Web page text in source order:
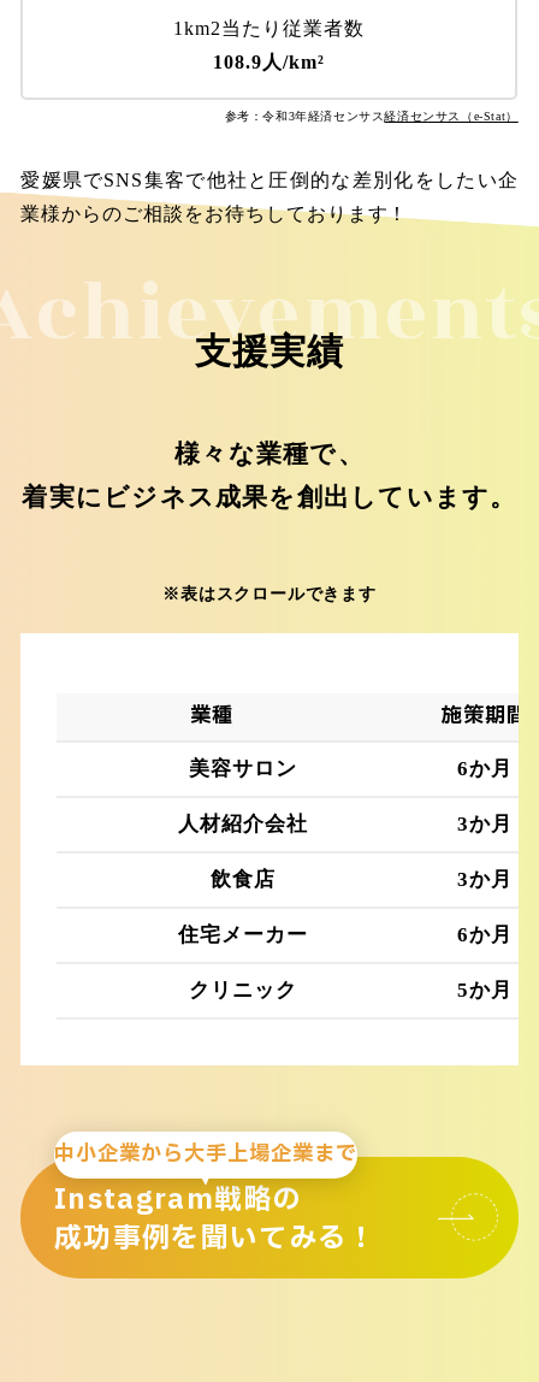
1km2当たり従業者数
108.9人/km²
参考：令和3年経済センサス経済センサス（e-Stat）
愛媛県でSNS集客で他社と圧倒的な差別化をしたい企
業様からのご相談をお待ちしております！
支援実績
様々な業種で、
着実にビジネス成果を創出しています。
※表はスクロールできます
業種 施策期間
美容サロン 6か月
人材紹介会社 3か月
飲食店 3か月
住宅メーカー 6か月
クリニック 5か月
中小企業から大手上場企業まで
Instagram戦略の
成功事例を聞いてみる！